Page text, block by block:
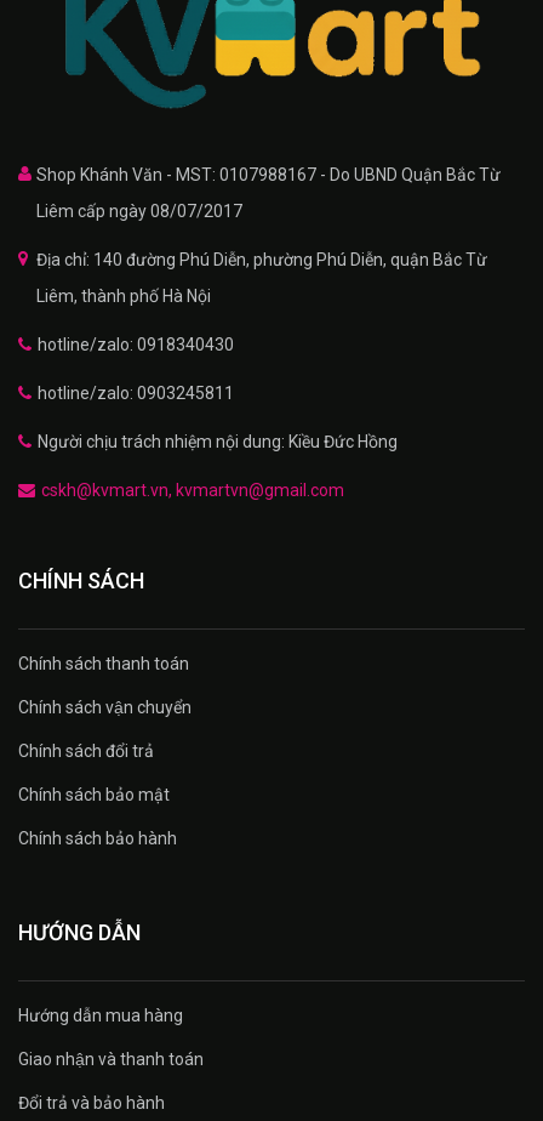
Shop Khánh Văn - MST: 0107988167 - Do UBND Quận Bắc Từ
Liêm cấp ngày 08/07/2017
Địa chỉ: 140 đường Phú Diễn, phường Phú Diễn, quận Bắc Từ
Liêm, thành phố Hà Nội
hotline/zalo: 0918340430
hotline/zalo: 0903245811
Người chịu trách nhiệm nội dung: Kiều Đức Hồng
cskh@kvmart.vn, kvmartvn@gmail.com
CHÍNH SÁCH
Chính sách thanh toán
Chính sách vận chuyển
Chính sách đổi trả
Chính sách bảo mật
Chính sách bảo hành
HƯỚNG DẪN
Hướng dẫn mua hàng
Giao nhận và thanh toán
Đổi trả và bảo hành